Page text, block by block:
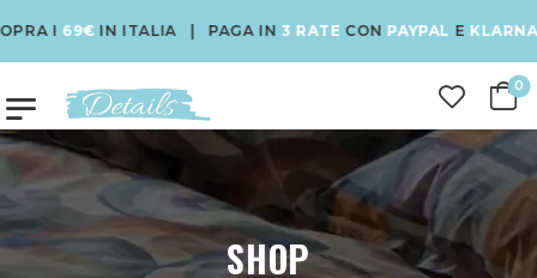
IN ITALIA | PAGA IN3 RATECONPAYPAL EKLARNA| USA
0
SHOP